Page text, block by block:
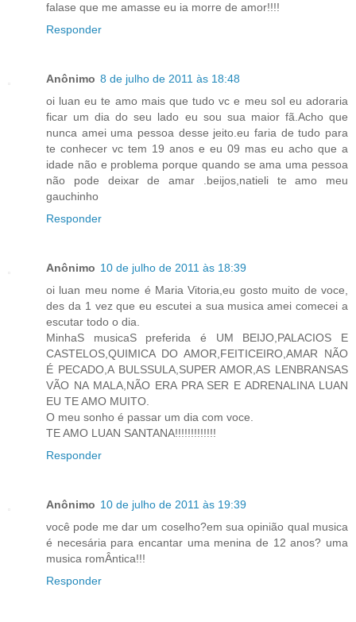
falase que me amasse eu ia morre de amor!!!!
Responder
Anônimo 8 de julho de 2011 às 18:48
oi luan eu te amo mais que tudo vc e meu sol eu adoraria
ficar um dia do seu lado eu sou sua maior fã.Acho que
nunca amei uma pessoa desse jeito.eu faria de tudo para
te conhecer vc tem 19 anos e eu 09 mas eu acho que a
idade não e problema porque quando se ama uma pessoa
não pode deixar de amar .beijos,natieli te amo meu
gauchinho
Responder
Anônimo 10 de julho de 2011 às 18:39
oi luan meu nome é Maria Vitoria,eu gosto muito de voce,
des da 1 vez que eu escutei a sua musica amei comecei a
escutar todo o dia.
MinhaS musicaS preferida é UM BEIJO,PALACIOS E
CASTELOS,QUIMICA DO AMOR,FEITICEIRO,AMAR NÃO
É PECADO,A BULSSULA,SUPER AMOR,AS LENBRANSAS
VÃO NA MALA,NÃO ERA PRA SER E ADRENALINA LUAN
EU TE AMO MUITO.
O meu sonho é passar um dia com voce.
TE AMO LUAN SANTANA!!!!!!!!!!!!!
Responder
Anônimo 10 de julho de 2011 às 19:39
você pode me dar um coselho?em sua opinião qual musica
é necesária para encantar uma menina de 12 anos? uma
musica romÂntica!!!
Responder